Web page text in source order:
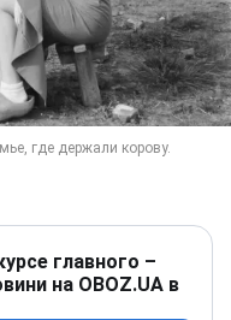
главного –
на OBOZ.UA в